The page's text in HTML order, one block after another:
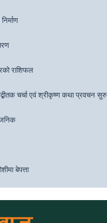
राशिफल
चर्चा एवं श्रीकृष्ण कथा प्रवचन सुरु
बेपत्ता